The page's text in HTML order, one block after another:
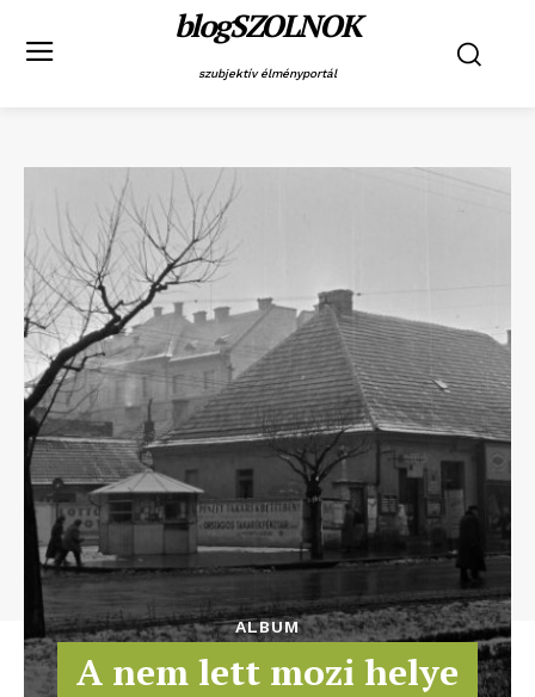
blogSZOLNOK
szubjektív élményportál
ALBUM
A nem lett mozi helye